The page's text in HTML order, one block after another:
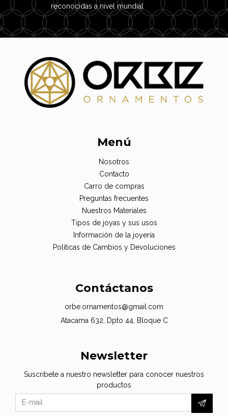
reconocidas a nivel mundial
Menú
Nosotros
Contacto
Carro de compras
Preguntas frecuentes
Nuestros Materiales
Tipos de joyas y sus usos
Información de la joyería
Politicas de Cambios y Devoluciones
Contáctanos
orbe.ornamentos@gmail.com
Atacama 632, Dpto 44, Bloque C
Newsletter
Suscribete a nuestro newsletter para conocer nuestros
productos